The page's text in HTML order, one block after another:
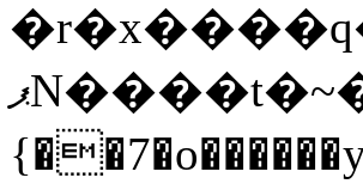
ޕN����t�~�>�G�{�Wރ�sl̞�@x_:�ˏ��՛��zU;wk�F�m�q}